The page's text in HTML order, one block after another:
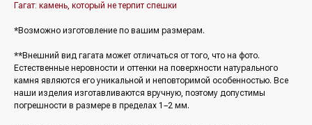
Гагат: камень, который не терпит спешки
*Возможно изготовление по вашим размерам.
**Внешний вид гагата может отличаться от того, что на фото.
Естественные неровности и оттенки на поверхности натурального
камня являются его уникальной и неповторимой особенностью. Все
наши изделия изготавливаются вручную, поэтому допустимы
погрешности в размере в пределах 1−2 мм.
/Каталог/ /Социальные сети/
Все украшения